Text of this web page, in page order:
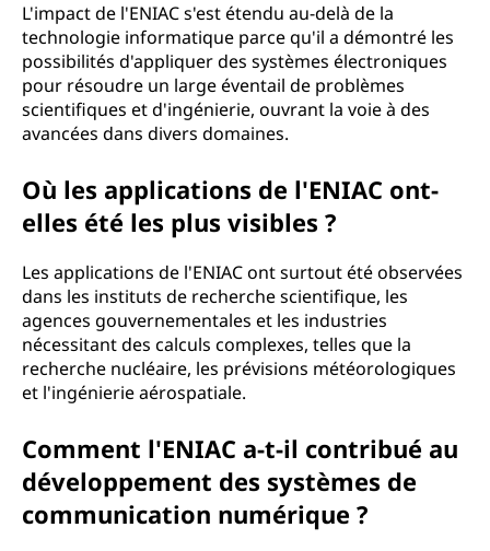
L'impact de l'ENIAC s'est étendu au-delà de la
technologie informatique parce qu'il a démontré les
possibilités d'appliquer des systèmes électroniques
pour résoudre un large éventail de problèmes
scientifiques et d'ingénierie, ouvrant la voie à des
avancées dans divers domaines.
Où les applications de l'ENIAC ont-
elles été les plus visibles ?
Les applications de l'ENIAC ont surtout été observées
dans les instituts de recherche scientifique, les
agences gouvernementales et les industries
nécessitant des calculs complexes, telles que la
recherche nucléaire, les prévisions météorologiques
et l'ingénierie aérospatiale.
Comment l'ENIAC a-t-il contribué au
développement des systèmes de
communication numérique ?